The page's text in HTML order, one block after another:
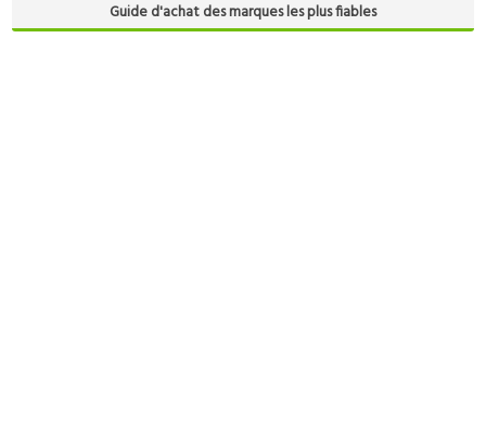
Guide d'achat des marques les plus fiables